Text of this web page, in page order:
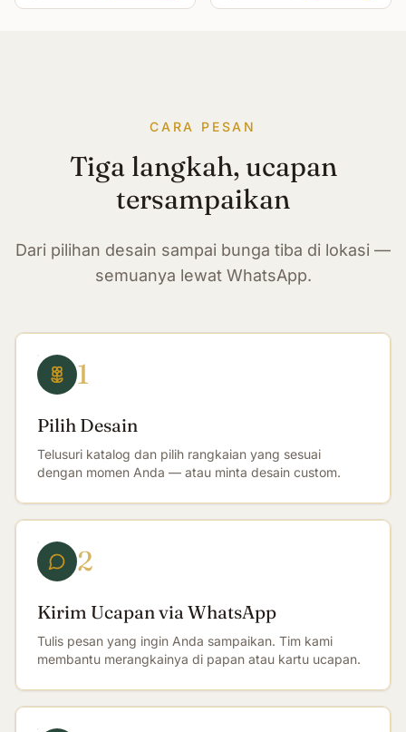
CARA PESAN
Tiga langkah, ucapan
tersampaikan
Dari pilihan desain sampai bunga tiba di lokasi —
semuanya lewat WhatsApp.
1
Pilih Desain
Telusuri katalog dan pilih rangkaian yang sesuai
dengan momen Anda — atau minta desain custom.
2
Kirim Ucapan via WhatsApp
Tulis pesan yang ingin Anda sampaikan. Tim kami
membantu merangkainya di papan atau kartu ucapan.